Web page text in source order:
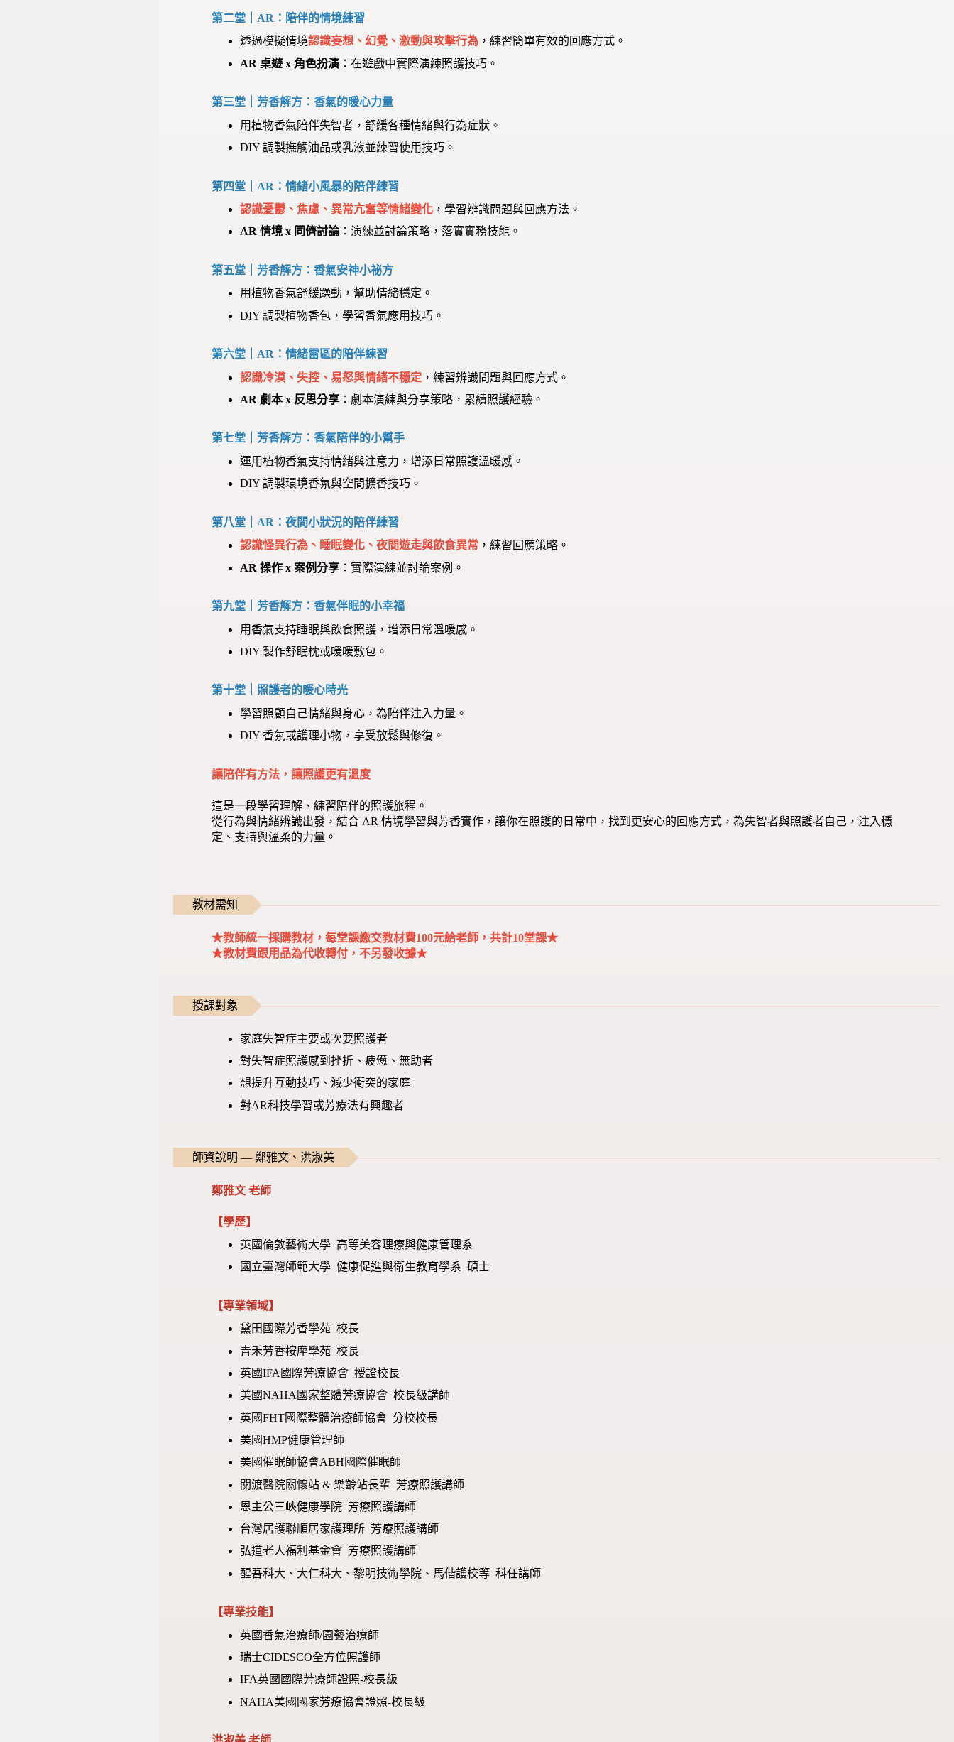
第二堂｜AR：陪伴的情境練習
透過模擬情境認識妄想、幻覺、激動與攻擊行為 ，練習簡單有效的回應方式。
AR 桌遊 x 角色扮演 ：在遊戲中實際演練照護技巧。
第三堂｜芳香解方：香氣的暖心力量
用植物香氣陪伴失智者，舒緩各種情緒與行為症狀。
DIY 調製撫觸油品或乳液並練習使用技巧。
第四堂｜AR：情緒小風暴的陪伴練習
認識憂鬱、焦慮、異常亢奮等情緒變化 ，學習辨識問題與回應方法。
AR 情境 x 同儕討論：演練並討論策略，落實實務技能。
第五堂｜芳香解方：香氣安神小祕方
用植物香氣舒緩躁動，幫助情緒穩定。
DIY 調製植物香包，學習香氣應用技巧。
第六堂｜AR：情緒雷區的陪伴練習
認識冷漠、失控、易怒與情緒不穩定 ，練習辨識問題與回應方式。
AR 劇本 x 反思分享 ：劇本演練與分享策略，累績照護經驗。
第七堂｜芳香解方：香氣陪伴的小幫手
運用植物香氣支持情緒與注意力，增添日常照護溫暖感。
DIY 調製環境香氛與空間擴香技巧。
第八堂｜AR：夜間小狀況的陪伴練習
認識怪異行為、睡眠變化、夜間遊走與飲食異常 ，練習回應策略。
AR 操作 x 案例分享 ：實際演練並討論案例。
第九堂｜芳香解方：香氣伴眠的小幸福
用香氣支持睡眠與飲食照護，增添日常溫暖感。
DIY 製作舒眠枕或暖暖敷包。
第十堂｜照護者的暖心時光
學習照顧自己情緒與身心，為陪伴注入力量。
DIY 香氛或護理小物，享受放鬆與修復。
讓陪伴有方法，讓照護更有溫度
這是一段學習理解、練習陪伴的照護旅程。
從行為與情緒辨識出發，結合 AR 情境學習與芳香實作，讓你在照護的日常中，找到更安心的回應方式，為失智者與照護者自己，注入穩
定、支持與溫柔的力量。
教材需知
★教師統一採購教材，每堂課繳交教材費100元給老師，共計10堂課★
★教材費跟用品為代收轉付，不另發收據★
授課對象
家庭失智症主要或次要照護者
對失智症照護感到挫折、疲憊、無助者
想提升互動技巧、減少衝突的家庭
對AR科技學習或芳療法有興趣者
師資說明 — 鄭雅文、洪淑美
鄭雅文 老師
【學歷】
英國倫敦藝術大學 高等美容理療與健康管理系
國立臺灣師範大學 健康促進與衛生教育學系 碩士
【專業領域】
黛田國際芳香學苑 校長
青禾芳香按摩學苑 校長
英國IFA國際芳療協會 授證校長
美國NAHA國家整體芳療協會 校長級講師
英國FHT國際整體治療師協會 分校校長
美國HMP健康管理師
美國催眠師協會ABH國際催眠師
關渡醫院關懷站 & 樂齡站長輩 芳療照護講師
恩主公三峽健康學院 芳療照護講師
台灣居護聯順居家護理所 芳療照護講師
弘道老人福利基金會 芳療照護講師
醒吾科大、大仁科大、黎明技術學院、馬偕護校等 科任講師
【專業技能】
英國香氣治療師/園藝治療師
瑞士CIDESCO全方位照護師
IFA英國國際芳療師證照-校長級
NAHA美國國家芳療協會證照-校長級